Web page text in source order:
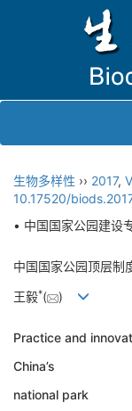
生物多样性 ›› 2017,
10.17520/
• 中国国家公园建设
中国国家公园顶层制
王毅*( )
Practice and
China’s
national park